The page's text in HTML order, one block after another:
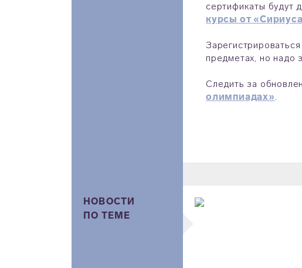
сертификаты будут
курсы от
предметах, но надо
Следить за
олимпиадах».
НОВОСТИ
ПО ТЕМЕ